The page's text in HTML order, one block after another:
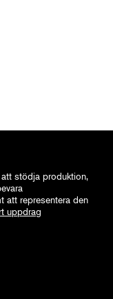
stödja produktion,
att representera den
uppdrag